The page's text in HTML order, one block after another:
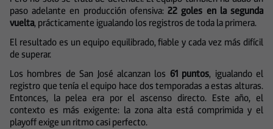
paso adelante en producción ofensiva:22 goles en la segunda
vuelta, prácticamente igualando los registros de toda la primera.
El resultado es un equipo equilibrado, fiable y cada vez más difícil
de superar.
Los hombres de San José alcanzan los 61 puntos, igualando el
registro que tenía el equipo hace dos temporadas a estas alturas.
Entonces, la pelea era por el ascenso directo. Este año, el
contexto es más exigente: la zona alta está comprimida y el
playoff exige un ritmo casi perfecto.